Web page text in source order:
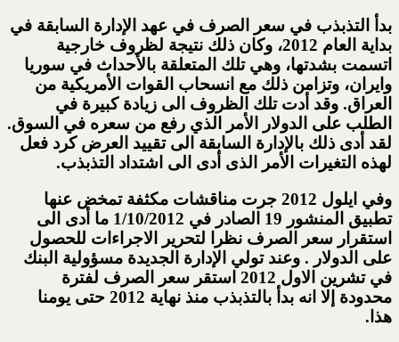
بدأ التذبذب في سعر الصرف في عهد الإدارة السابقة في
بداية العام 2012، وكان ذلك نتيجة لظروف خارجية
اتسمت بشدتها، وهي تلك المتعلقة بالأحداث في سوريا
وايران، وتزامن ذلك مع انسحاب القوات الأمريكية من
العراق. وقد أدت تلك الظروف الى زيادة كبيرة في
الطلب على الدولار الأمر الذي رفع من سعره في السوق.
لقد أدى ذلك بالإدارة السابقة الى تقييد العرض كرد فعل
لهذه التغيرات الأمر الذى أدى الى اشتداد التذبذب.
وفي ايلول 2012 جرت مناقشات مكثفة تمخض عنها
تطبيق المنشور 19 الصادر في 1/10/2012 ما أدى الى
استقرار سعر الصرف نظرا لتحرير الاجراءات للحصول
على الدولار . وعند تولي الإدارة الجديدة مسؤولية البنك
في تشرين الاول 2012 استقر سعر الصرف لفترة
محدودة إلا انه بدأ بالتذبذب منذ نهاية 2012 حتى يومنا
هذا.